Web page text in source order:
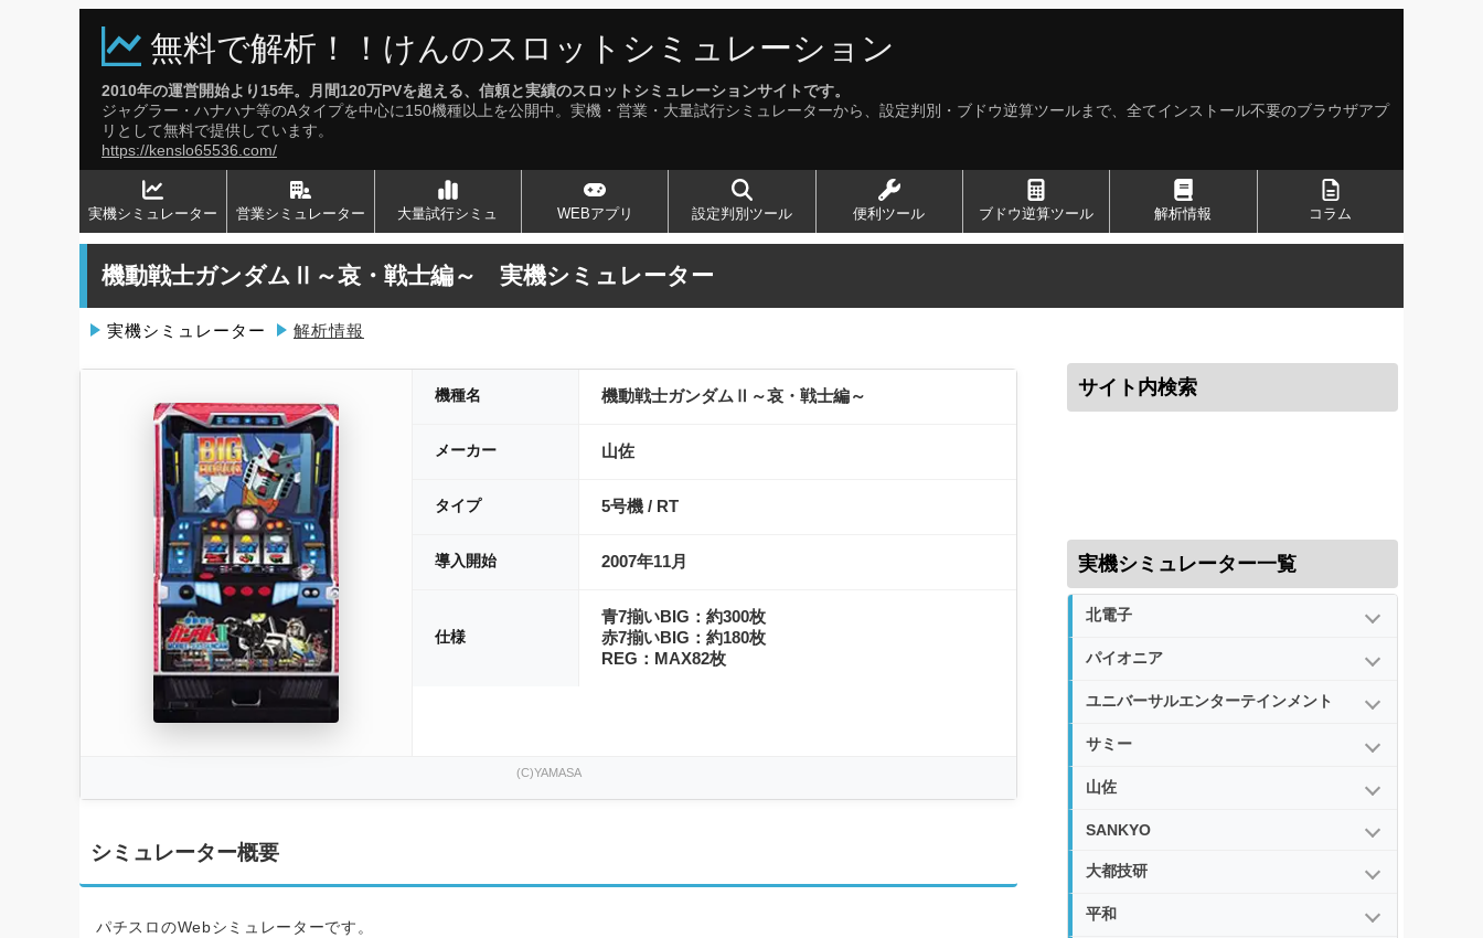
無料で解析！！けんのスロットシミュレーション
2010年の運営開始より15年。月間120万PVを超える、信頼と実績のスロットシミュレーションサイトです。
ジャグラー・ハナハナ等のAタイプを中心に150機種以上を公開中。実機・営業・大量試行シミュレーターから、設定判別・ブドウ逆算ツールまで、全てインストール不要のブラウザアプ
リとして無料で提供しています。
https://kenslo65536.com/
実機シミュレーター 営業シミュレーター 大量試行シミュ WEBアプリ 設定判別ツール 便利ツール ブドウ逆算ツール 解析情報 コラム
機動戦士ガンダムⅡ～哀・戦士編～ 実機シミュレーター
実機シミュレーター 解析情報
機種名 機動戦士ガンダムⅡ～哀・戦士編～
メーカー 山佐
タイプ 5号機 / RT
導入開始 2007年11月
仕様
青7揃いBIG：約300枚
赤7揃いBIG：約180枚
REG：MAX82枚
(C)YAMASA
シミュレーター概要
パチスロのWebシミュレーターです。
サイト内検索
実機シミュレーター一覧
北電子
パイオニア
ユニバーサルエンターテインメント
サミー
山佐
SANKYO
大都技研
平和